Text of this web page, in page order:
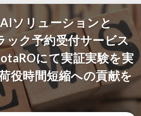
ソリューションと
ック予約受付サービス
にて実証実験を実
役時間短縮への貢献を